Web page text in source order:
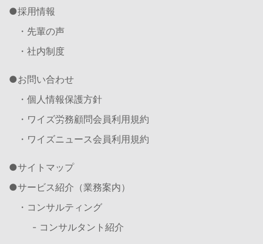
採用情報
・先輩の声
・社内制度
お問い合わせ
・個人情報保護方針
・ワイズ労務顧問会員利用規約
・ワイズニュース会員利用規約
サイトマップ
サービス紹介（業務案内）
・コンサルティング
- コンサルタント紹介